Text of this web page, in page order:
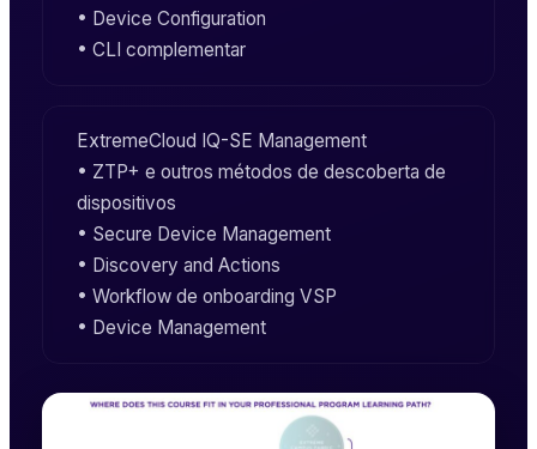
• Device Configuration
• CLI complementar
ExtremeCloud IQ-SE Management
• ZTP+ e outros métodos de descoberta de
dispositivos
• Secure Device Management
• Discovery and Actions
• Workflow de onboarding VSP
• Device Management